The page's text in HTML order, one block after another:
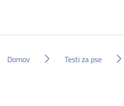
Domov Testi za pse